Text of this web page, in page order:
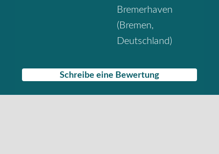
Bremerhaven
( Bremen,
Deutschland)
Schreibe eine Bewertung